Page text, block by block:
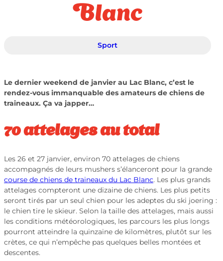
Blanc
Sport
Le dernier weekend de janvier au Lac Blanc, c’est le
rendez-vous immanquable des amateurs de chiens de
traineaux. Ça va japper…
70 attelages au total
Les 26 et 27 janvier, environ 70 attelages de chiens
accompagnés de leurs mushers s’élanceront pour la grande
course de chiens de traineaux du Lac Blanc. Les plus grands
attelages compteront une dizaine de chiens. Les plus petits
seront tirés par un seul chien pour les adeptes du ski joering :
le chien tire le skieur. Selon la taille des attelages, mais aussi
les conditions météorologiques, les parcours les plus longs
pourront atteindre la quinzaine de kilomètres, plutôt sur les
crètes, ce qui n’empêche pas quelques belles montées et
descentes.